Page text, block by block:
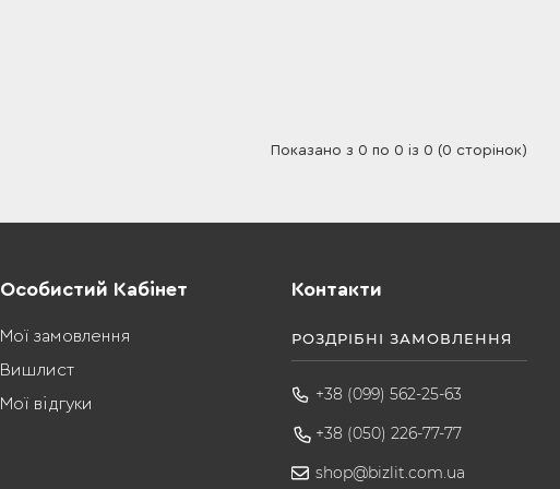
Показано з 0 по 0 із 0 (0 сторінок)
Особистий Кабінет
Мої замовлення
Вишлист
Мої відгуки
Контакти
РОЗДРІБНІ ЗАМОВЛЕННЯ
+38 (099) 562-25-63
+38 (050) 226-77-77
shop@bizlit.com.ua